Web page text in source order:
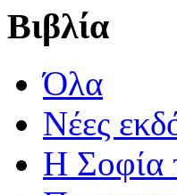
Βιβλία
Όλα
Νέες
Η Σοφία